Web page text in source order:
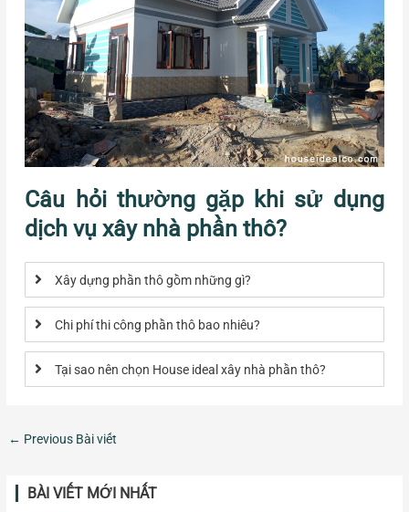
Câu hỏi thường gặp khi sử dụng
dịch vụ xây nhà phần thô?
Xây dựng phần thô gồm những gì?
Chi phí thi công phần thô bao nhiêu?
Tại sao nên chọn House ideal xây nhà phần thô?
← Previous Bài viết
BÀI VIẾT MỚI NHẤT